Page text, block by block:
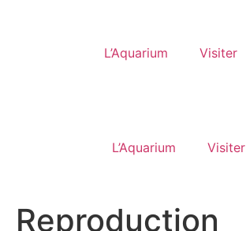
L’Aquarium Visiter
L’Aquarium Visiter
Reproduction